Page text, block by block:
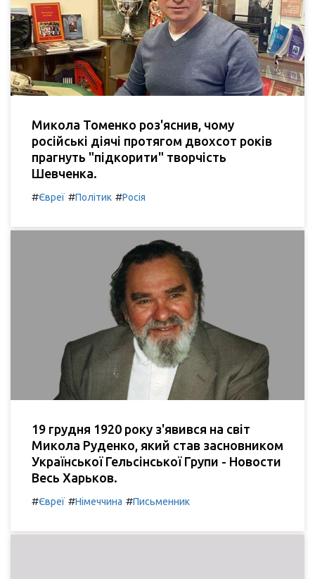
Микола Томенко роз'яснив, чому
російські діячі протягом двохсот років
прагнуть "підкорити" творчість
Шевченка.
#Євреї #Політик #Росія
19 грудня 1920 року з'явився на світ
Микола Руденко, який став засновником
Української Гельсінської Групи - Новости
Весь Харьков.
#Євреї #Німеччина #Письменник